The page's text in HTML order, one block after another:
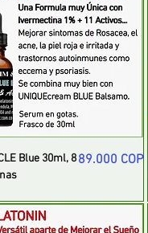
Blue 30ml, 8Precio
89.000 COP